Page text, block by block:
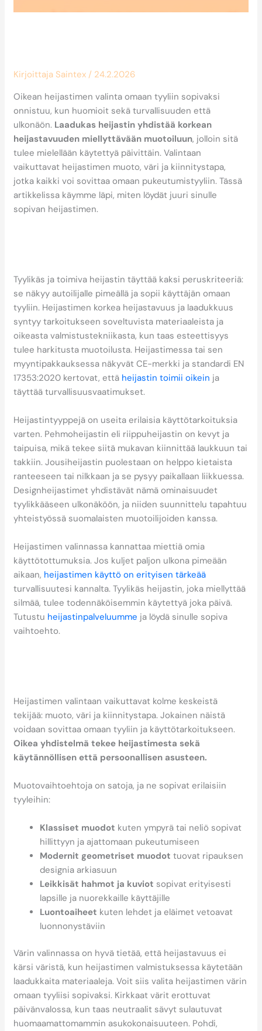
KirjoittajaSaintex / 24.2.2026
Oikean heijastimen valinta omaan tyyliin sopivaksi
onnistuu, kun huomioit sekä turvallisuuden että
ulkonäön. Laadukas heijastin yhdistää korkean
heijastavuuden miellyttävään muotoiluun, jolloin sitä
tulee mielellään käytettyä päivittäin. Valintaan
vaikuttavat heijastimen muoto, väri ja kiinnitystapa,
jotka kaikki voi sovittaa omaan pukeutumistyyliin. Tässä
artikkelissa käymme läpi, miten löydät juuri sinulle
sopivan heijastimen.
Tyylikäs ja toimiva heijastin täyttää kaksi peruskriteeriä:
se näkyy autoilijalle pimeällä ja sopii käyttäjän omaan
tyyliin. Heijastimen korkea heijastavuus ja laadukkuus
syntyy tarkoitukseen soveltuvista materiaaleista ja
oikeasta valmistustekniikasta, kun taas esteettisyys
tulee harkitusta muotoilusta. Heijastimessa tai sen
myyntipakkauksessa näkyvät CE-merkki ja standardi EN
17353:2020 kertovat, että heijastin toimii oikein ja
täyttää turvallisuusvaatimukset.
Heijastintyyppejä on useita erilaisia käyttötarkoituksia
varten. Pehmoheijastin eli riippuheijastin on kevyt ja
taipuisa, mikä tekee siitä mukavan kiinnittää laukkuun tai
takkiin. Jousiheijastin puolestaan on helppo kietaista
ranteeseen tai nilkkaan ja se pysyy paikallaan liikkuessa.
Designheijastimet yhdistävät nämä ominaisuudet
tyylikkääseen ulkonäköön, ja niiden suunnittelu tapahtuu
yhteistyössä suomalaisten muotoilijoiden kanssa.
Heijastimen valinnassa kannattaa miettiä omia
käyttötottumuksia. Jos kuljet paljon ulkona pimeään
aikaan, heijastimen käyttö on erityisen tärkeää
turvallisuutesi kannalta. Tyylikäs heijastin, joka miellyttää
silmää, tulee todennäköisemmin käytettyä joka päivä.
Tutustu heijastinpalveluumme ja löydä sinulle sopiva
vaihtoehto.
Heijastimen valintaan vaikuttavat kolme keskeistä
tekijää: muoto, väri ja kiinnitystapa. Jokainen näistä
voidaan sovittaa omaan tyyliin ja käyttötarkoitukseen.
Oikea yhdistelmä tekee heijastimesta sekä
käytännöllisen että persoonallisen asusteen.
Muotovaihtoehtoja on satoja, ja ne sopivat erilaisiin
tyyleihin:
Klassiset muodot kuten ympyrä tai neliö sopivat
hillittyyn ja ajattomaan pukeutumiseen
Modernit geometriset muodot tuovat ripauksen
designia arkiasuun
Leikkisät hahmot ja kuviot sopivat erityisesti
lapsille ja nuorekkaille käyttäjille
Luontoaiheet kuten lehdet ja eläimet vetoavat
luonnonystäviin
Värin valinnassa on hyvä tietää, että heijastavuus ei
kärsi väristä, kun heijastimen valmistuksessa käytetään
laadukkaita materiaaleja. Voit siis valita heijastimen värin
omaan tyyliisi sopivaksi. Kirkkaat värit erottuvat
päivänvalossa, kun taas neutraalit sävyt sulautuvat
huomaamattomammin asukokonaisuuteen. Pohdi,